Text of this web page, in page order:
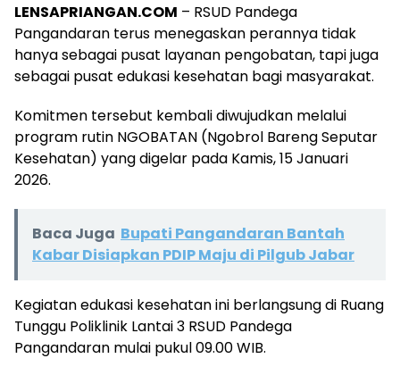
LENSAPRIANGAN.COM – RSUD Pandega
Pangandaran terus menegaskan perannya tidak
hanya sebagai pusat layanan pengobatan, tapi juga
sebagai pusat edukasi kesehatan bagi masyarakat.
Komitmen tersebut kembali diwujudkan melalui
program rutin NGOBATAN (Ngobrol Bareng Seputar
Kesehatan) yang digelar pada Kamis, 15 Januari
2026.
Baca Juga Bupati Pangandaran Bantah
Kabar Disiapkan PDIP Maju di Pilgub Jabar
Kegiatan edukasi kesehatan ini berlangsung di Ruang
Tunggu Poliklinik Lantai 3 RSUD Pandega
Pangandaran mulai pukul 09.00 WIB.